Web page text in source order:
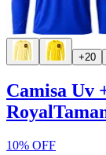
+20
Camisa Uv
10% OFF